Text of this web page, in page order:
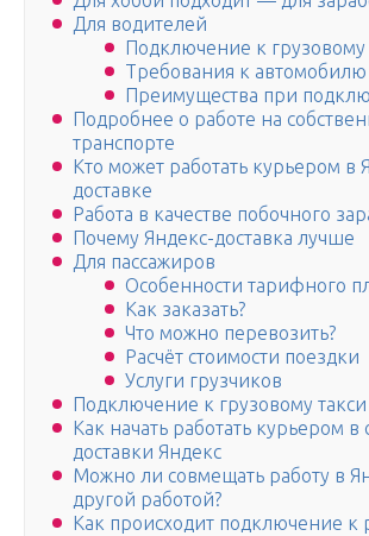
Для водителей
Подключение к грузовому
Требования к автомобилю
Преимущества при
Подробнее о работе на
транспорте
Кто может работать курьером в
доставке
Работа в качестве побочного
Почему Яндекс-доставка лучше
Для пассажиров
Особенности тарифного
Как заказать?
Что можно перевозить?
Расчёт стоимости поездки
Услуги грузчиков
Подключение к грузовому такси
Как начать работать курьером в
доставки Яндекс
Можно ли совмещать работу в
другой работой?
Как происходит подключение к